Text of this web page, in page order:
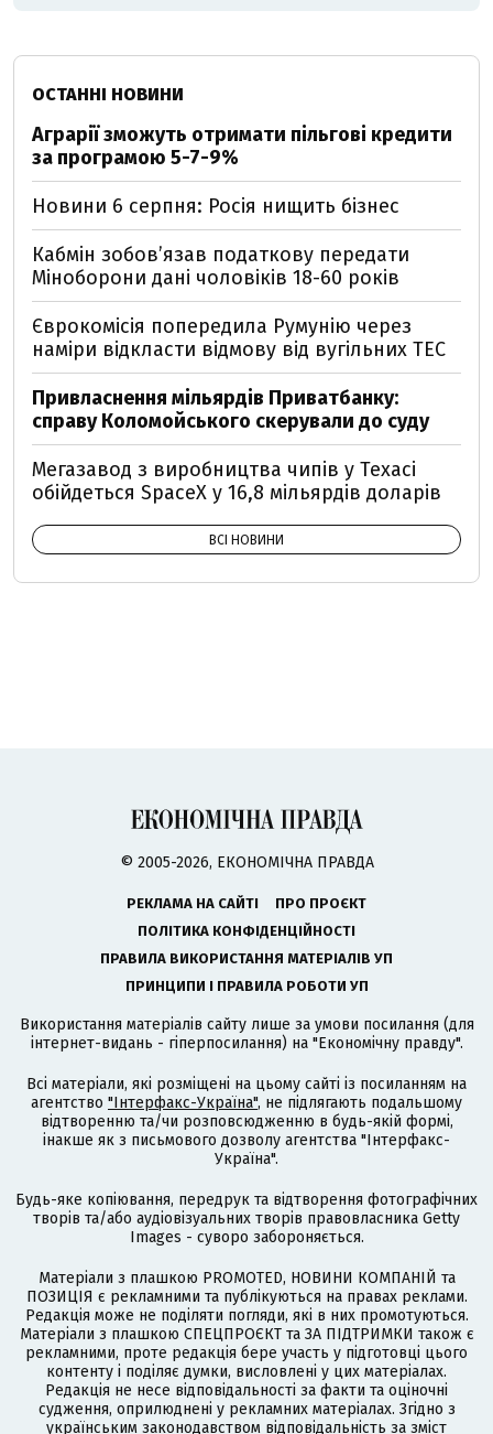
ОСТАННІ НОВИНИ
Аграрії зможуть отримати пільгові кредити
за програмою 5-7-9%
Новини 6 серпня: Росія нищить бізнес
Кабмін зобовʼязав податкову передати
Міноборони дані чоловіків 18-60 років
Єврокомісія попередила Румунію через
наміри відкласти відмову від вугільних ТЕС
Привласнення мільярдів Приватбанку:
справу Коломойського скерували до суду
Мегазавод з виробництва чипів у Техасі
обійдеться SpaceX у 16,8 мільярдів доларів
ВСІ НОВИНИ
© 2005-2026, ЕКОНОМІЧНА ПРАВДА
РЕКЛАМА НА САЙТІ
ПРО ПРОЄКТ
ПОЛІТИКА КОНФІДЕНЦІЙНОСТІ
ПРАВИЛА ВИКОРИСТАННЯ МАТЕРІАЛІВ УП
ПРИНЦИПИ І ПРАВИЛА РОБОТИ УП
Використання матеріалів сайту лише за умови посилання (для
інтернет-видань - гіперпосилання) на "Економічну правду".
Всі матеріали, які розміщені на цьому сайті із посиланням на
агентство "Інтерфакс-Україна", не підлягають подальшому
відтворенню та/чи розповсюдженню в будь-якій формі,
інакше як з письмового дозволу агентства "Інтерфакс-
Україна".
Будь-яке копіювання, передрук та відтворення фотографічних
творів та/або аудіовізуальних творів правовласника Getty
Images - суворо забороняється.
Матеріали з плашкою PROMOTED, НОВИНИ КОМПАНІЙ та
ПОЗИЦІЯ є рекламними та публікуються на правах реклами.
Редакція може не поділяти погляди, які в них промотуються.
Матеріали з плашкою СПЕЦПРОЄКТ та ЗА ПІДТРИМКИ також є
рекламними, проте редакція бере участь у підготовці цього
контенту і поділяє думки, висловлені у цих матеріалах.
Редакція не несе відповідальності за факти та оціночні
судження, оприлюднені у рекламних матеріалах. Згідно з
українським законодавством відповідальність за зміст